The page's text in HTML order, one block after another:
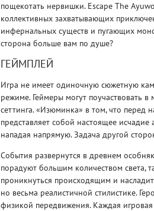
пощекотать нервишки. Escape The
коллективных захватывающих
инфернальных существ и пугающих
сторона больше вам по душе?
ГЕЙМПЛЕЙ
Игра не имеет одиночную сюжетную
режиме. Геймеры могут поучаствовать
сеттинга. «Изюминка» в том, что перед
представляет собой настоящее
нападая напрямую. Задача другой
События развернутся в древнем
порадуют большим количеством света,
проникнуться происходящим и
но весьма реалистичной стилистике.
физикой передвижения. Каждая